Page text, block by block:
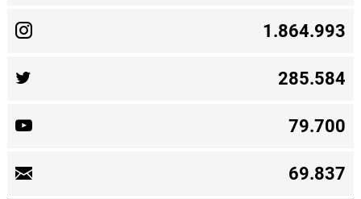
1.864.993
285.584
79.700
69.837